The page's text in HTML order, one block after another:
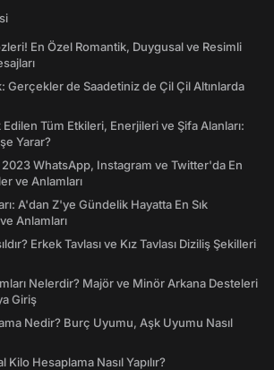
En Özel Romantik, Duygusal ve Resimli
Gerçekler de Saadetiniz de Çil Çil Altınlarda
Edilen Tüm Etkileri, Enerjileri ve Şifa Alanları:
Yarar?
2023 WhatsApp, Instagram ve Twitter'da En
ve Anlamları
A'dan Z'ye Gündelik Hayatta En Sık
Anlamları
Erkek Tavlası ve Kız Tavlası Diziliş Şekilleri
Nelerdir? Majör ve Minör Arkana Desteleri
Giriş
Nedir? Burç Uyumu, Aşk Uyumu Nasıl
Hesaplama Nasıl Yapılır?